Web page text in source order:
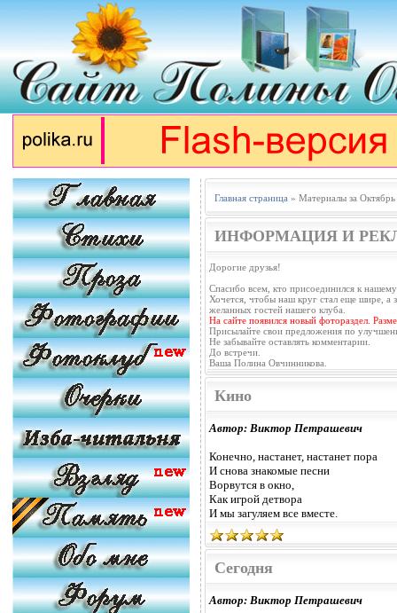
Главная страница » Материалы за
ИНФОРМАЦИЯ И
Дорогие друзья!
Спасибо всем, кто присоединился к
Хочется, чтобы наш круг стал еще шире, а
желанных гостей нашего клуба.
На сайте появился новый фотораздел.
Присылайте свои предложения по
Не забывайте оставлять комментарии.
До встречи.
Ваша Полина Овчинникова.
Кино
Автор: Виктор Петрашевич
Конечно, настанет, настанет пора
И снова знакомые песни
Ворвутся в окно,
Как игрой детвора
И мы загуляем все вместе.
Сегодня
Автор: Виктор Петрашевич